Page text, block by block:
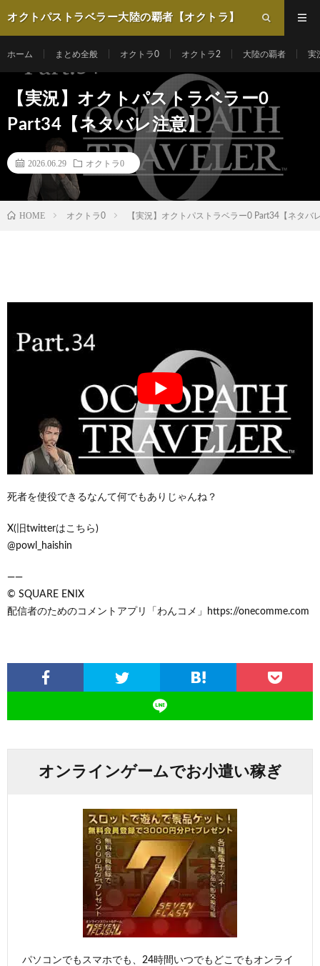
オクトパストラベラー大陸の覇者【オクトラ】
ホーム まとめ全般 オクトラ0 オクトラ2 大陸の覇者 実
【実況】オクトパストラベラー0
Part34【ネタバレ注意】
2026.06.29 オクトラ0
HOME オクトラ0 【実況】オクトパストラベラー0 Part34【ネタバ
死者を使役できるなんて何でもありじゃんね？
X(旧twitterはこちら)
@powl_haishin
——
© SQUARE ENIX
配信者のためのコメントアプリ「わんコメ」https://onecomme.com
オンラインゲームでお小遣い稼ぎ
パソコンでもスマホでも、24時間いつでもどこでもオンライ